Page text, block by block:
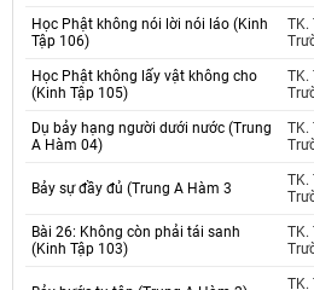
Học Phật không nói lời nói láo (Kinh
Tập 106)
TK.
Học Phật không lấy vật không cho
(Kinh Tập 105)
TK.
Dụ bảy hạng người dưới nước (Trung
A Hàm 04)
TK.
Bảy sự đầy đủ (Trung A Hàm 3
TK.
Bài 26: Không còn phải tái sanh
(Kinh Tập 103)
TK.
TK.